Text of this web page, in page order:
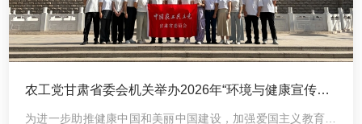
农工党甘肃省委会机关举办2026年“环境与健康宣传
周”系列活动
为进一步助推健康中国和美丽中国建设，加强爱国主义教育和